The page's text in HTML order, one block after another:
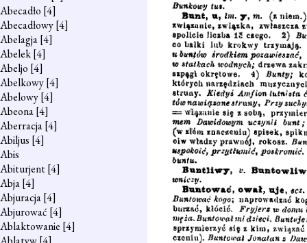
Abecadło [4]
Abecadłowy[4]
Abelagja[4]
Abelek[4]
Abeljo [4]
Abelkowy[4]
Abelowy[4]
Abeona[4]
Aberracja[4]
Abiljus [4]
Abis
Abiturjent[4]
Abja[4]
Abjuracja[4]
Abjurować [4]
Ablaktowanie [4]